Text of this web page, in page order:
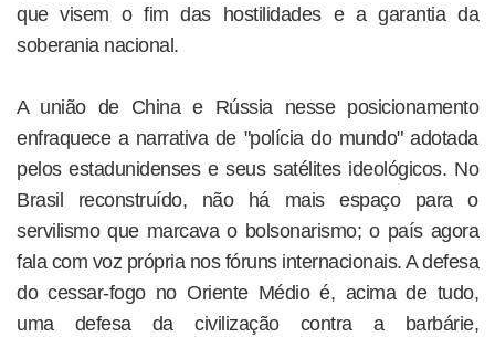
que visem o fim das hostilidades e a garantia da
soberania nacional.
A união de China e Rússia nesse posicionamento
enfraquece a narrativa de "polícia do mundo" adotada
pelos estadunidenses e seus satélites ideológicos. No
Brasil reconstruído, não há mais espaço para o
servilismo que marcava o bolsonarismo; o país agora
fala com voz própria nos fóruns internacionais. A defesa
do cessar-fogo no Oriente Médio é, acima de tudo,
uma defesa da civilização contra a barbárie,